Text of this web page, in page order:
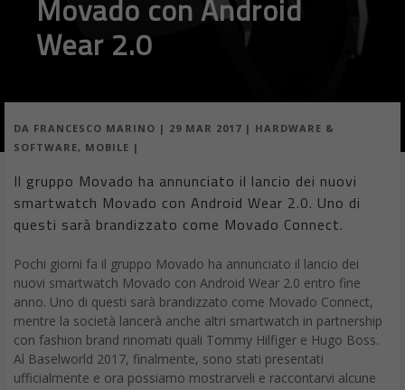
Movado con Android
Wear 2.0
DA FRANCESCO MARINO | 29 MAR 2017 | HARDWARE &
SOFTWARE, MOBILE |
Il gruppo Movado ha annunciato il lancio dei nuovi
smartwatch Movado con Android Wear 2.0. Uno di
questi sarà brandizzato come Movado Connect.
Pochi giorni fa il gruppo Movado ha annunciato il lancio dei
nuovi smartwatch Movado con Android Wear 2.0 entro fine
anno. Uno di questi sarà brandizzato come Movado Connect,
mentre la società lancerà anche altri smartwatch in partnership
con fashion brand rinomati quali Tommy Hilfiger e Hugo Boss.
Al Baselworld 2017, finalmente, sono stati presentati
ufficialmente e ora possiamo mostrarveli e raccontarvi alcune